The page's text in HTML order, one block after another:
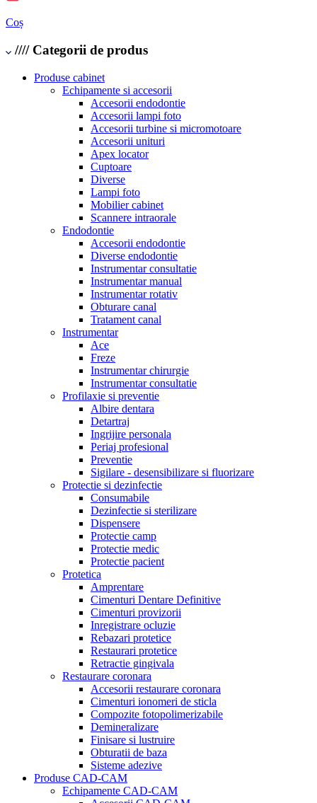
Coș
//// Categorii de produs
Produse cabinet
Echipamente si accesorii
Accesorii endodontie
Accesorii lampi foto
Accesorii turbine si micromotoare
Accesorii unituri
Apex locator
Cuptoare
Diverse
Lampi foto
Mobilier cabinet
Scannere intraorale
Endodontie
Accesorii endodontie
Diverse endodontie
Instrumentar consultatie
Instrumentar manual
Instrumentar rotativ
Obturare canal
Tratament canal
Instrumentar
Ace
Freze
Instrumentar chirurgie
Instrumentar consultatie
Profilaxie si preventie
Albire dentara
Detartraj
Ingrijire personala
Periaj profesional
Preventie
Sigilare - desensibilizare si fluorizare
Protectie si dezinfectie
Consumabile
Dezinfectie si sterilizare
Dispensere
Protectie camp
Protectie medic
Protectie pacient
Protetica
Amprentare
Cimenturi Dentare Definitive
Cimenturi provizorii
Inregistrare ocluzie
Rebazari protetice
Restaurari protetice
Retractie gingivala
Restaurare coronara
Accesorii restaurare coronara
Cimenturi ionomeri de sticla
Compozite fotopolimerizabile
Demineralizare
Finisare si lustruire
Obturatii de baza
Sisteme adezive
Produse CAD-CAM
Echipamente CAD-CAM